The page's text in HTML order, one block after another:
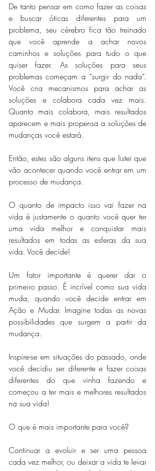
De tanto pensar em como fazer as coisas
e buscar óticas diferentes para um
problema, seu cérebro fica tão treinado
que você aprende a achar novos
caminhos e soluções para tudo o que
quiser fazer. As soluções para seus
problemas começam a “surgir do nada”.
Você cria mecanismos para achar as
soluções e colabora cada vez mais.
Quanto mais colabora, mais resultados
aparecem e mais propensa a soluções de
mudanças você estará.
Então, estes são alguns itens que listei que
vão acontecer quando você entrar em um
processo de mudança.
O quanto de impacto isso vai fazer na
vida é justamente o quanto você quer ter
uma vida melhor e conquistar mais
resultados em todas as esferas da sua
vida. Você decide!
Um fator importante é querer dar o
primeiro passo. É incrível como sua vida
muda, quando você decide entrar em
Ação e Mudar. Imagine todas as novas
possibilidades que surgem a partir da
mudança.
Inspire-se em situações do passado, onde
você decidiu ser diferente e fazer coisas
diferentes do que vinha fazendo e
começou a ter mais e melhores resultados
na sua vida!
O que é mais importante para você?
Continuar a evoluir e ser uma pessoa
cada vez melhor, ou deixar a vida te levar